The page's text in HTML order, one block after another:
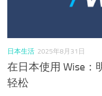
日本生活 2025年8月31日
在日本使用 Wise：
轻松